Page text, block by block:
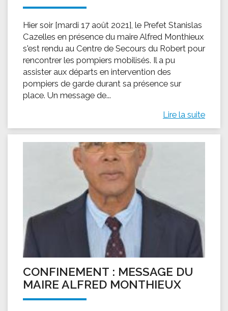
Hier soir [mardi 17 août 2021], le Prefet Stanislas
Cazelles en présence du maire Alfred Monthieux
s'est rendu au Centre de Secours du Robert pour
rencontrer les pompiers mobilisés. Il a pu
assister aux départs en intervention des
pompiers de garde durant sa présence sur
place. Un message de...
Lire la suite
CONFINEMENT : MESSAGE DU
MAIRE ALFRED MONTHIEUX